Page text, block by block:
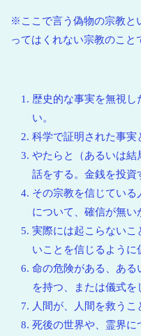
※ここで言う偽物の宗教と
ってはくれない宗教のこと
歴史的な事実を無視
い。
科学で証明された事実
やたらと（あるいは
話をする。金銭を投資
その宗教を信じてい
について、確信が無い
実際には起こらない
いことを信じるように
命の危険がある、ある
を持つ、または儀式を
人間が、人間を救うこ
死後の世界や、霊界に